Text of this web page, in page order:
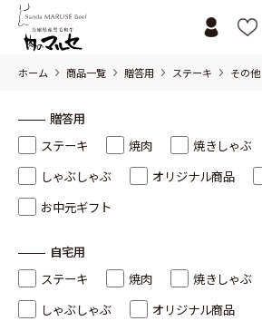
ホーム 商品一覧 贈答用 ステーキ その他
贈答用
ステーキ
焼肉 焼きしゃぶ
しゃぶしゃぶ
オリジナル商品
お中元ギフト
自宅用
ステーキ
焼肉 焼きしゃぶ
しゃぶしゃぶ
オリジナル商品